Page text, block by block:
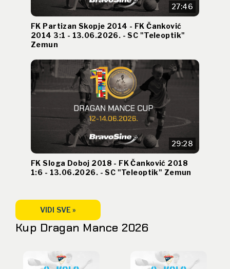
27:46
FK Partizan Skopje 2014 - FK Čanković
2014 3:1 - 13.06.2026. - SC "Teleoptik"
Zemun
29:28
FK Sloga Doboj 2018 - FK Čanković 2018
1:6 - 13.06.2026. - SC "Teleoptik" Zemun
VIDI SVE »
Kup Dragan Mance 2026